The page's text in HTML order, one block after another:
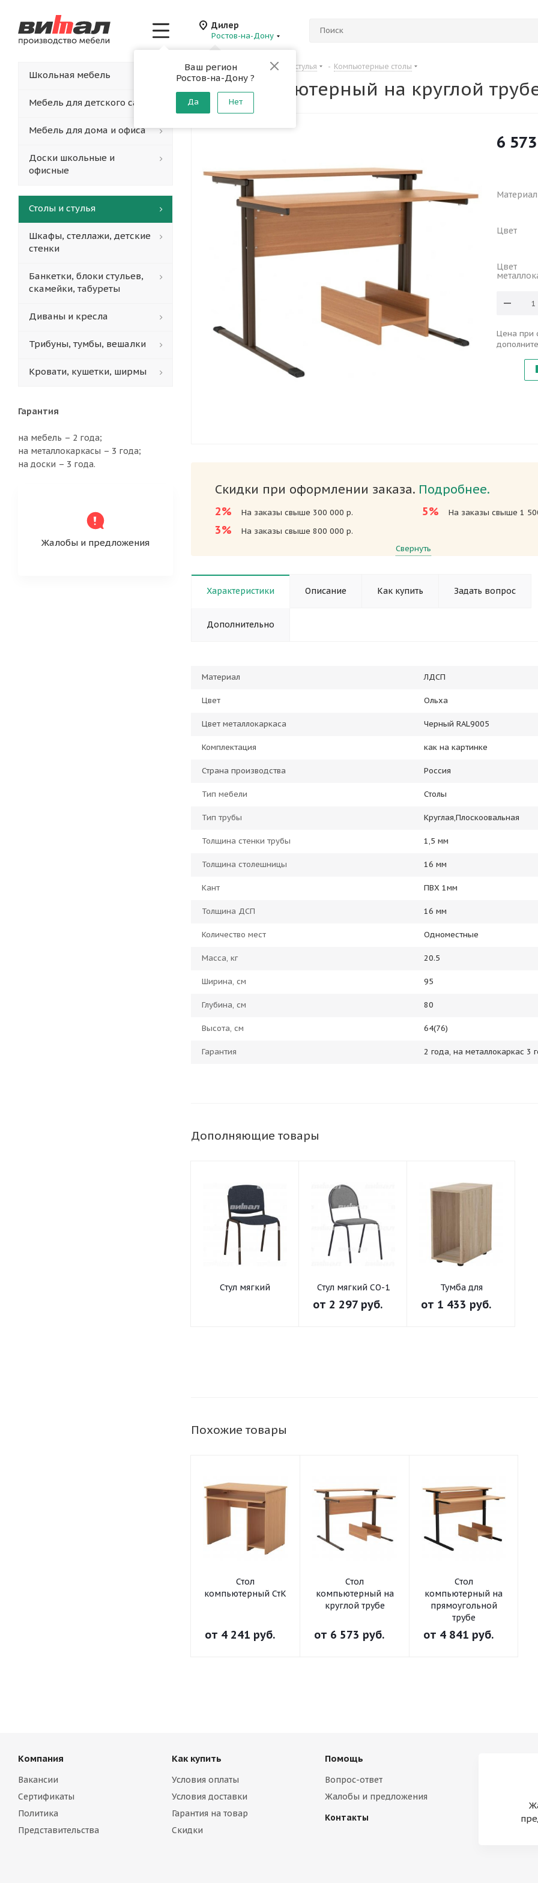
Дилер
Ростов-на-Дону
Ваш регион
Ростов-на-Дону ?
Да Нет
Главная - Каталог Столы и стулья - Компьютерные столы
Стол компьютерный на круглой
6 573
Материал
Цвет
Цвет
Цена при
Скидки при оформлении заказа. Подробнее.
2% На заказы свыше 300 000 р.
3% На заказы свыше 800 000 р.
5% На заказы свыше 1
Свернуть
Характеристики Описание Как купить Задать вопрос
Дополнительно
Материал ЛДСП
Цвет Ольха
Цвет металлокаркаса Черный RAL9005
Комплектация как на картинке
Страна производства Россия
Тип мебели Столы
Тип трубы Круглая,Плоскоовальная
Толщина стенки трубы 1,5 мм
Толщина столешницы 16 мм
Кант ПВХ 1мм
Толщина ДСП 16 мм
Количество мест Одноместные
Масса, кг 20.5
Ширина, см 95
Глубина, см 80
Высота, см 64(76)
Гарантия 2 года, на металлокаркас 3
Дополняющие товары
Стул мягкий
Стул мягкий СО-1
от 2 297 руб.
Тумба для
системного блока
от 1 433 руб.
Похожие товары
Стол
компьютерный СтК
от 4 241 руб.
Стол
компьютерный на
круглой трубе
от 6 573 руб.
Стол
компьютерный на
прямоугольной
трубе
от 4 841 руб.
Школьная мебель
Мебель для детского сада
Мебель для дома и офиса
Доски школьные и
офисные
Столы и стулья
Шкафы, стеллажи, детские
стенки
Банкетки, блоки стульев,
скамейки, табуреты
Диваны и кресла
Трибуны, тумбы, вешалки
Кровати, кушетки, ширмы
Гарантия
на мебель – 2 года;
на металлокаркасы – 3 года;
на доски – 3 года.
Жалобы и предложения
Компания
Вакансии
Сертификаты
Политика
Представительства
Как купить
Условия оплаты
Условия доставки
Гарантия на товар
Скидки
Помощь
Вопрос-ответ
Жалобы и предложения
Контакты